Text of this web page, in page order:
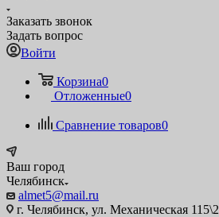
Заказать звонок
Задать вопрос
Войти
Корзина0
Отложенные0
Сравнение товаров0
Ваш город
Челябинск
almet5@mail.ru
г. Челябинск, ул. Механическая 115\2